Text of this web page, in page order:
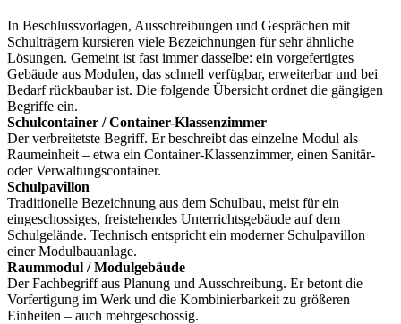
In Beschlussvorlagen, Ausschreibungen und Gesprächen mit
Schulträgern kursieren viele Bezeichnungen für sehr ähnliche
Lösungen. Gemeint ist fast immer dasselbe: ein vorgefertigtes
Gebäude aus Modulen, das schnell verfügbar, erweiterbar und bei
Bedarf rückbaubar ist. Die folgende Übersicht ordnet die gängigen
Begriffe ein.
Schulcontainer / Container-Klassenzimmer
Der verbreitetste Begriff. Er beschreibt das einzelne Modul als
Raumeinheit – etwa ein Container-Klassenzimmer, einen Sanitär-
oder Verwaltungscontainer.
Schulpavillon
Traditionelle Bezeichnung aus dem Schulbau, meist für ein
eingeschossiges, freistehendes Unterrichtsgebäude auf dem
Schulgelände. Technisch entspricht ein moderner Schulpavillon
einer Modulbauanlage.
Raummodul / Modulgebäude
Der Fachbegriff aus Planung und Ausschreibung. Er betont die
Vorfertigung im Werk und die Kombinierbarkeit zu größeren
Einheiten – auch mehrgeschossig.